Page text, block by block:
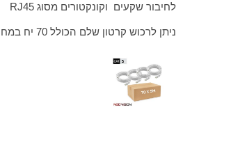
לחיבור שקעים וקונקטורים מסוג RJ45
ניתן לרכוש קרטון שלם הכולל 70 יח במחיר מבצע של 320 ש"ח (4.5 שח ליחידה)